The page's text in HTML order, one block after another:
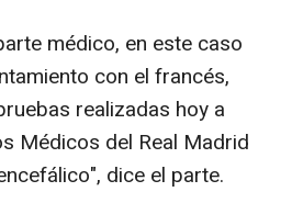
médico, en este caso
con el francés,
realizadas hoy a
Médicos del Real Madrid
dice el parte.